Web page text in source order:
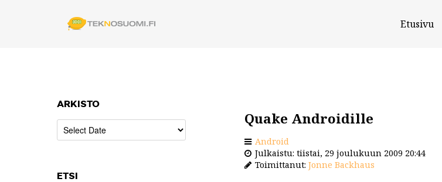
Etusivu
Quake Androidille
Android
Julkaistu: tiistai, 29 joulukuun 2009 20:44
Toimittanut: Jonne Backhaus
ARKISTO
ETSI